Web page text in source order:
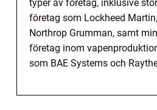
typer av företag, inklusive
företag som Lockheed
Northrop Grumman, samt
företag inom
som BAE Systems och